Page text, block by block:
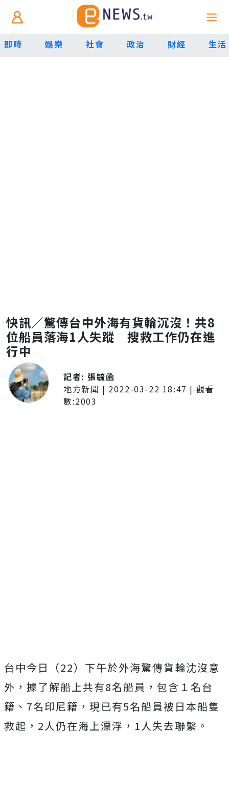
即時 娛樂 社會 政治 財經 生活
快訊／驚傳台中外海有貨輪沉沒！共8
位船員落海1人失蹤 搜救工作仍在進
行中
記者: 張毓函
地方新聞 | 2022-03-22 18:47 | 觀看
數:2003
台中今日（22）下午於外海驚傳貨輪沈沒意
外，據了解船上共有8名船員，包含１名台
籍、7名印尼籍，現已有5名船員被日本船隻
救起，2人仍在海上漂浮，1人失去聯繫。